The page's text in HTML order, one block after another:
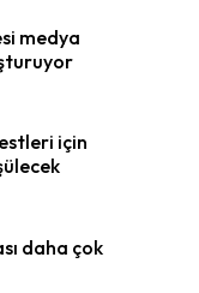
medya
için
daha çok